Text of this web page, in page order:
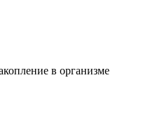
в организме